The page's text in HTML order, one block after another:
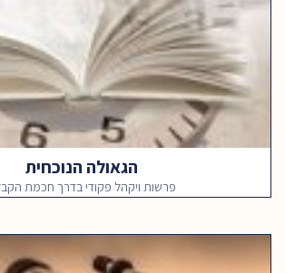
הגאולה הנוכחית
פרשות ויקהל פקודי בדרך חכמת